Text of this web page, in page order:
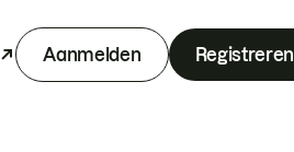
Aanmelden Registreren